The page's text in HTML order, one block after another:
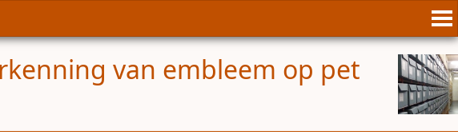
van embleem op pet